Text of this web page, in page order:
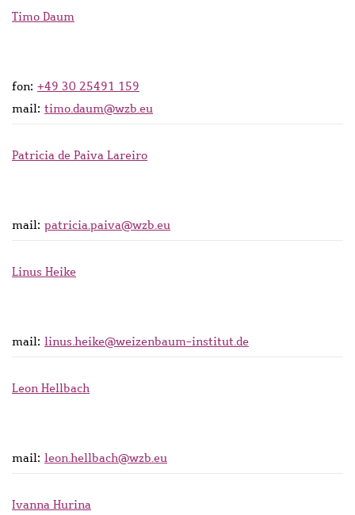
Timo Daum
fon: +49 30 25491 159
mail: timo.daum@wzb.eu
Patricia de Paiva Lareiro
mail: patricia.paiva@wzb.eu
Linus Heike
mail: linus.heike@weizenbaum-institut.de
Leon Hellbach
mail: leon.hellbach@wzb.eu
Ivanna Hurina